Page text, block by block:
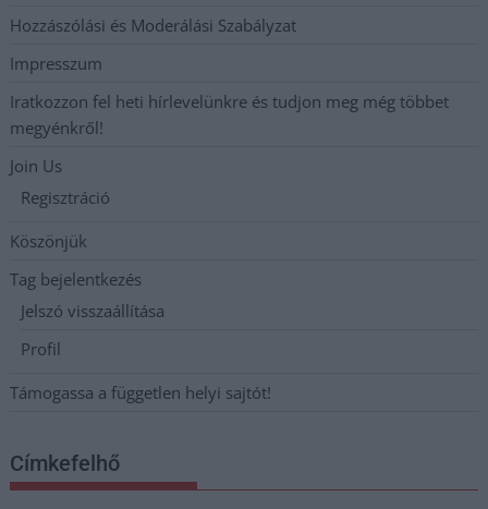
Hozzászólási és Moderálási Szabályzat
Impresszum
Iratkozzon fel heti hírlevelünkre és tudjon meg még többet
megyénkről!
Join Us
Regisztráció
Köszönjük
Tag bejelentkezés
Jelszó visszaállítása
Profil
Támogassa a független helyi sajtót!
Címkefelhő